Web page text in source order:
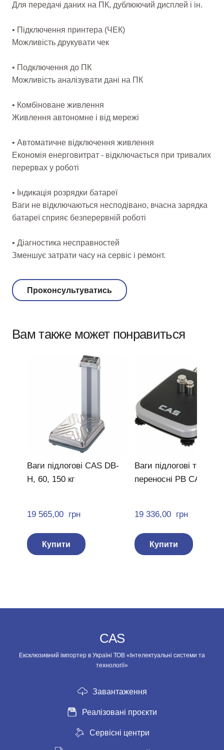
Для передачі даних на ПК, дублюючий дисплей і ін.
• Підключення принтера (ЧЕК)
Можливість друкувати чек
• Подключення до ПК
Можливість аналізувати дані на ПК
• Комбіноване живлення
Живлення автономне і від мережі
• Автоматичне відключення живлення
Економія енерговитрат - відключається при тривалих
перервах у роботі
• Індикація розрядки батареї
Ваги не відключаються несподівано, вчасна зарядка
батареї сприяє безперервній роботі
• Діагностика несправностей
Зменшує затрати часу на сервіс і ремонт.
Проконсультуватись
Вам также может понравиться
Ваги підлогові CAS DB-
H, 60, 150 кг
19 565,00  грн
Купити
Ваги підлогові товарні
переносні PB CAS
19 336,00  грн
Купити
CAS
Ексклюзивний імпортер в Україні ТОВ «Інтелектуальні системи та
технології»
Завантаження
Реалізовані проєкти
Сервісні центри